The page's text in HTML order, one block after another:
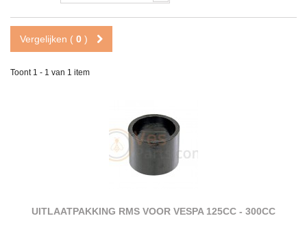
Vergelijken ( 0 )
Toont 1 - 1 van 1 item
UITLAATPAKKING RMS VOOR VESPA 125CC - 300CC